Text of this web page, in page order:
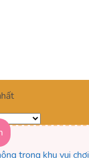
trong khu vui chơi